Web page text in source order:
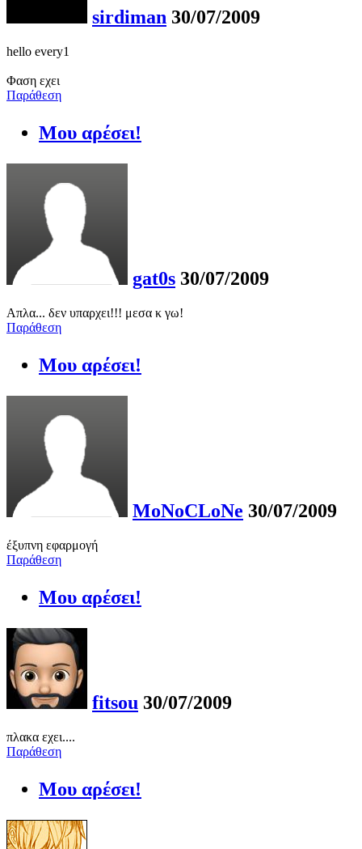
sirdiman 30/07/2009
hello every1
Φαση εχει
Παράθεση
Μου αρέσει!
gat0s 30/07/2009
Απλα... δεν υπαρχει!!! μεσα κ γω!
Παράθεση
Μου αρέσει!
MoNoCLoNe 30/07/2009
έξυπνη εφαρμογή
Παράθεση
Μου αρέσει!
fitsou 30/07/2009
πλακα εχει....
Παράθεση
Μου αρέσει!